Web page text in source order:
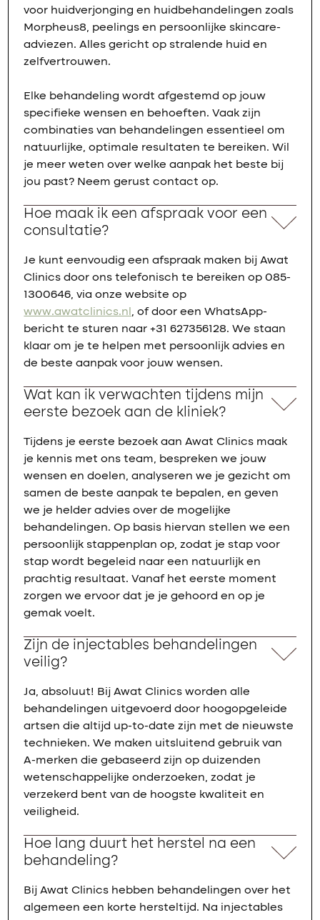
voor huidverjonging en huidbehandelingen zoals
Morpheus8, peelings en persoonlijke skincare-
adviezen. Alles gericht op stralende huid en
zelfvertrouwen.
Elke behandeling wordt afgestemd op jouw
specifieke wensen en behoeften. Vaak zijn
combinaties van behandelingen essentieel om
natuurlijke, optimale resultaten te bereiken. Wil
je meer weten over welke aanpak het beste bij
jou past? Neem gerust contact op.
Hoe maak ik een afspraak voor een
consultatie?
Je kunt eenvoudig een afspraak maken bij Awat
Clinics door ons telefonisch te bereiken op 085-
1300646, via onze website op
www.awatclinics.nl , of door een WhatsApp-
bericht te sturen naar +31 627356128. We staan
klaar om je te helpen met persoonlijk advies en
de beste aanpak voor jouw wensen.
Wat kan ik verwachten tijdens mijn
eerste bezoek aan de kliniek?
Tijdens je eerste bezoek aan Awat Clinics maak
je kennis met ons team, bespreken we jouw
wensen en doelen, analyseren we je gezicht om
samen de beste aanpak te bepalen, en geven
we je helder advies over de mogelijke
behandelingen. Op basis hiervan stellen we een
persoonlijk stappenplan op, zodat je stap voor
stap wordt begeleid naar een natuurlijk en
prachtig resultaat. Vanaf het eerste moment
zorgen we ervoor dat je je gehoord en op je
gemak voelt.
Zijn de injectables behandelingen
veilig?
Ja, absoluut! Bij Awat Clinics worden alle
behandelingen uitgevoerd door hoogopgeleide
artsen die altijd up-to-date zijn met de nieuwste
technieken. We maken uitsluitend gebruik van
A-merken die gebaseerd zijn op duizenden
wetenschappelijke onderzoeken, zodat je
verzekerd bent van de hoogste kwaliteit en
veiligheid.
Hoe lang duurt het herstel na een
behandeling?
Bij Awat Clinics hebben behandelingen over het
algemeen een korte hersteltijd. Na injectables